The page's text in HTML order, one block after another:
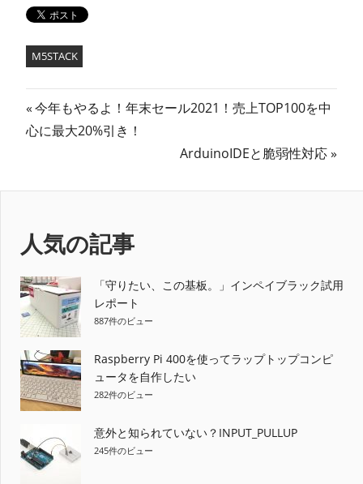
M5STACK
投
稿
ゲ
ー
シ
ョ
ン
前
の
今年もやるよ！年末セール2021！売上TOP100を中
心に最大20%引き！
次
ArduinoIDEと脆弱性対応
人気の記事
「守りたい、この基板。」インペイブラック試用
レポート
887件のビュー
Raspberry Pi 400を使ってラップトップコンピ
ュータを自作したい
282件のビュー
意外と知られていない？INPUT_PULLUP
245件のビュー